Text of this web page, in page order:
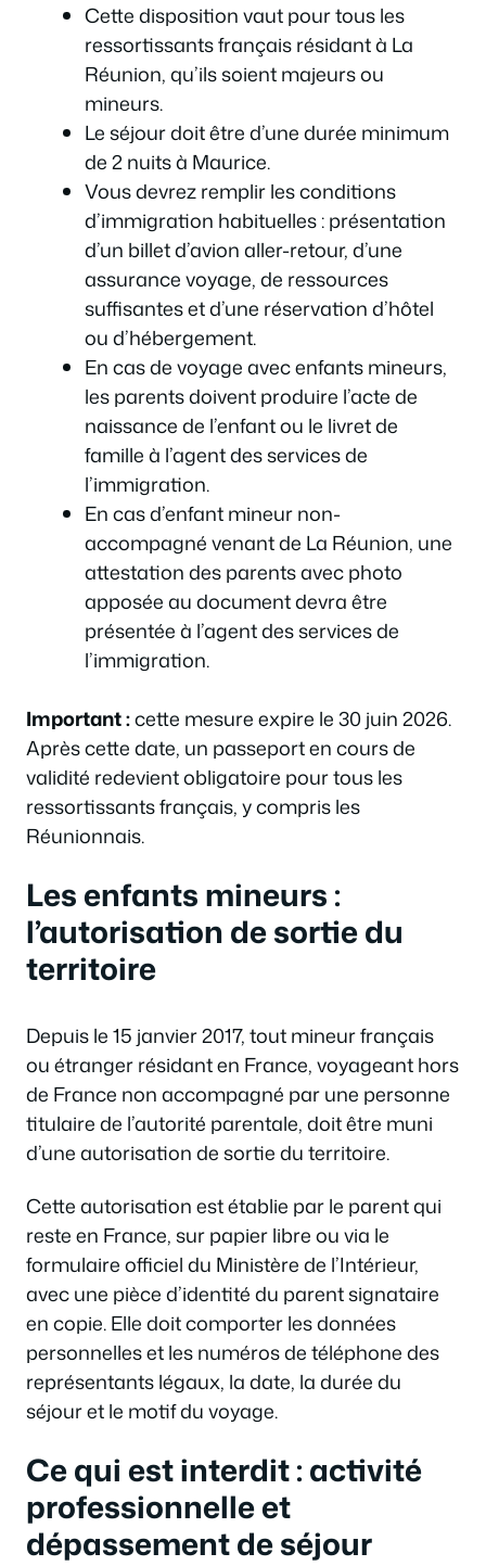
Cette disposition vaut pour tous les
ressortissants français résidant à La
Réunion, qu’ils soient majeurs ou
mineurs.
Le séjour doit être d’une durée minimum
de 2 nuits à Maurice.
Vous devrez remplir les conditions
d’immigration habituelles : présentation
d’un billet d’avion aller-retour, d’une
assurance voyage, de ressources
suffisantes et d’une réservation d’hôtel
ou d’hébergement.
En cas de voyage avec enfants mineurs,
les parents doivent produire l’acte de
naissance de l’enfant ou le livret de
famille à l’agent des services de
l’immigration.
En cas d’enfant mineur non-
accompagné venant de La Réunion, une
attestation des parents avec photo
apposée au document devra être
présentée à l’agent des services de
l’immigration.
Important :cette mesure expire le 30 juin 2026.
Après cette date, un passeport en cours de
validité redevient obligatoire pour tous les
ressortissants français, y compris les
Réunionnais.
Les enfants mineurs :
l’autorisation de sortie du
territoire
Depuis le 15 janvier 2017, tout mineur français
ou étranger résidant en France, voyageant hors
de France non accompagné par une personne
titulaire de l’autorité parentale, doit être muni
d’une autorisation de sortie du territoire.
Cette autorisation est établie par le parent qui
reste en France, sur papier libre ou via le
formulaire officiel du Ministère de l’Intérieur,
avec une pièce d’identité du parent signataire
en copie. Elle doit comporter les données
personnelles et les numéros de téléphone des
représentants légaux, la date, la durée du
séjour et le motif du voyage.
Ce qui est interdit : activité
professionnelle et
dépassement de séjour